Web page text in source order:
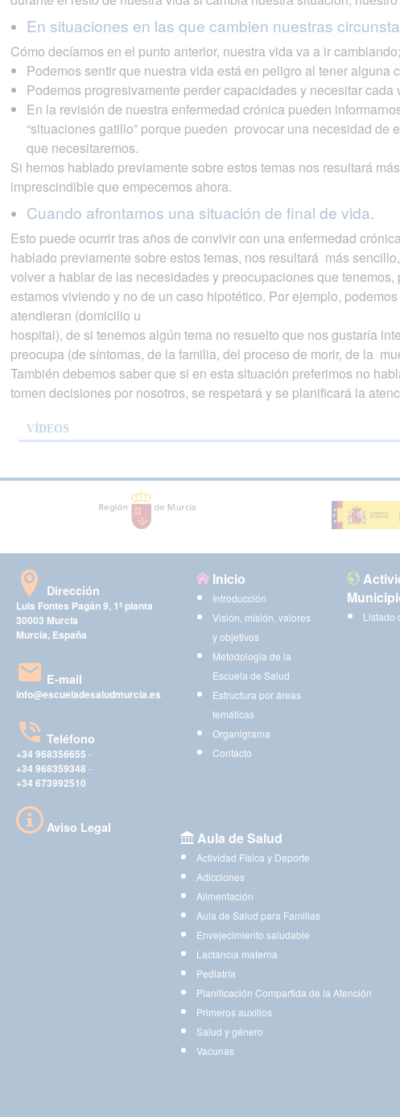
En situaciones en las que cambien nuestras
Cómo decíamos en el punto anterior, nuestra vida va a ir
Podemos sentir que nuestra vida está en peligro al tener
Podemos progresivamente perder capacidades y necesitar
En la revisión de nuestra enfermedad crónica pueden
“situaciones gatillo” porque pueden provocar una necesidad
que necesitaremos.
Si hemos hablado previamente sobre estos temas nos resultará
imprescindible que empecemos ahora.
Cuando afrontamos una situación de final de vida.
Esto puede ocurrir tras años de convivir con una enfermedad
hablado previamente sobre estos temas, nos resultará más
volver a hablar de las necesidades y preocupaciones que
estamos viviendo y no de un caso hipotético. Por ejemplo,
atendieran (domicilio u
hospital), de si tenemos algún tema no resuelto que nos gustaría
preocupa (de síntomas, de la familia, del proceso de morir, de la
También debemos saber que si en esta situación preferimos no
tomen decisiones por nosotros, se respetará y se planificará la
VÍDEOS
Dirección
Luis Fontes Pagán 9, 1ª planta
30003 Murcia
Murcia, España
E-mail
info@escueladesaludmurcia.es
Teléfono
+34 968356655 -
+34 968359348 -
+34 673992510
Aviso Legal
Inicio
Introducción
Visión, misión, valores
y objetivos
Metodología de la
Escuela de Salud
Estructura por áreas
temáticas
Organigrama
Contacto
Listado
Aula de Salud
Actividad Física y Deporte
Adicciones
Alimentación
Aula de Salud para Familias
Envejecimiento saludable
Lactancia materna
Pediatría
Planificación Compartida de la Atención
Primeros auxilios
Salud y género
Vacunas